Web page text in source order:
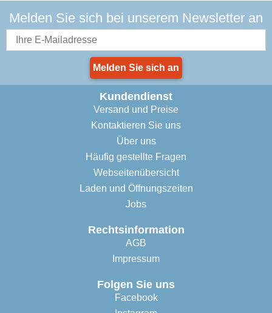
Melden Sie sich bei unserem Newsletter an
Melden Sie sich an
Kundendienst
Versand und Preise
Kontaktieren Sie uns
Über uns
Häufig gestellte Fragen
Webseitenübersicht
Laden und Öffnungszeiten
Jobs
Rechtsinformation
AGB
Impressum
Folgen Sie uns
Facebook